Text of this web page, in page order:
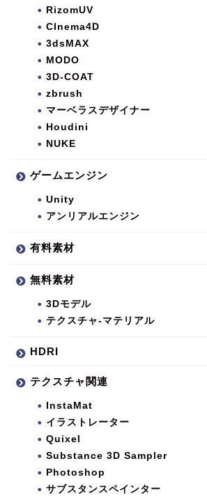
RizomUV
CInema4D
3dsMAX
MODO
3D-COAT
zbrush
マーベラスデザイナー
Houdini
NUKE
ゲームエンジン
Unity
アンリアルエンジン
有料素材
無料素材
3Dモデル
テクスチャ-マテリアル
HDRI
テクスチャ関連
InstaMat
イラストレーター
Quixel
Substance 3D Sampler
Photoshop
サブスタンスペインター